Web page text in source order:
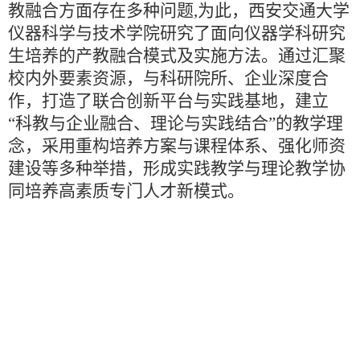
教融合方面存在多种问题,为此，西安交通大学
仪器科学与技术学院研究了面向仪器学科研究
生培养的产教融合模式及实施方法。通过汇聚
校内外要素资源，与科研院所、企业深度合
作，打造了联合创新平台与实践基地，建立
“科教与企业融合、理论与实践结合”的教学理
念，采用重构培养方案与课程体系、强化师资
建设等多种举措，形成实践教学与理论教学协
同培养高素质专门人才新模式。